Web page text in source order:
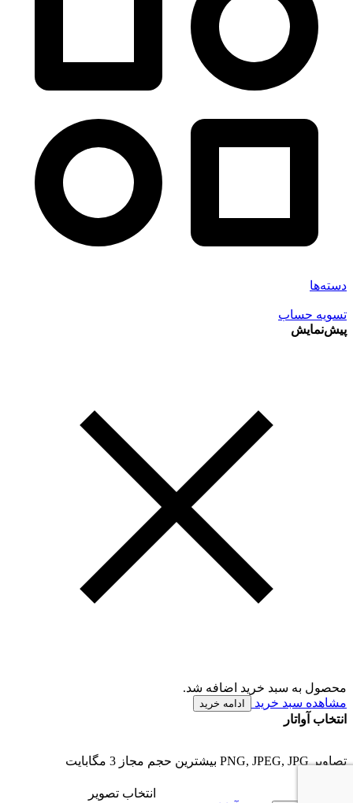
دسته‌ها
تسویه حساب
پیش‌نمایش
محصول به سبد خرید اضافه شد.
مشاهده سبد خرید
ادامه خرید
انتخاب آواتار
تصاویر PNG, JPEG, JPG بیشترین حجم مجاز 3 مگابایت
انتخاب تصویر